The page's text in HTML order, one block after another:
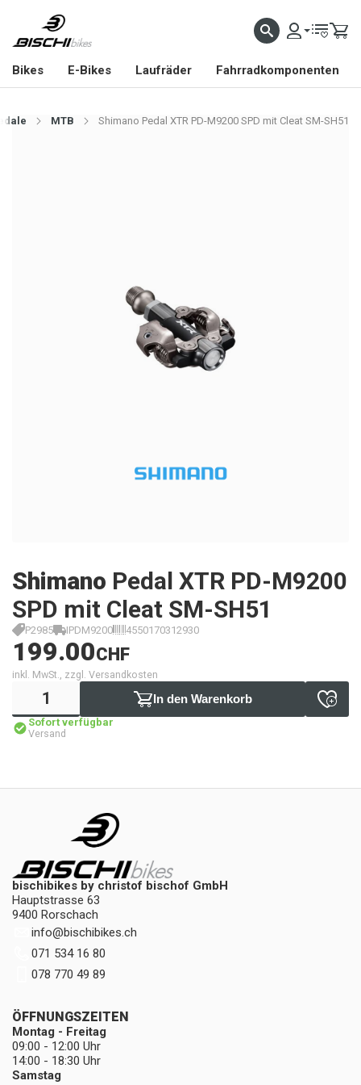
Bikes E-Bikes Laufräder Fahrradkomponenten
MTB Shimano Pedal XTR PD-M9200 SPD mit Cleat SM-SH51
Shimano Pedal XTR PD-M9200
SPD mit Cleat SM-SH51
P2985 IPDM9200 4550170312930
199.00CHF
inkl. MwSt., zzgl. Versandkosten
In den Warenkorb
Sofort verfügbar
Versand
bischibikes by christof bischof GmbH
Hauptstrasse 63
9400 Rorschach
info@bischibikes.ch
071 534 16 80
078 770 49 89
ÖFFNUNGSZEITEN
Montag - Freitag
09:00 - 12:00 Uhr
14:00 - 18:30 Uhr
Samstag